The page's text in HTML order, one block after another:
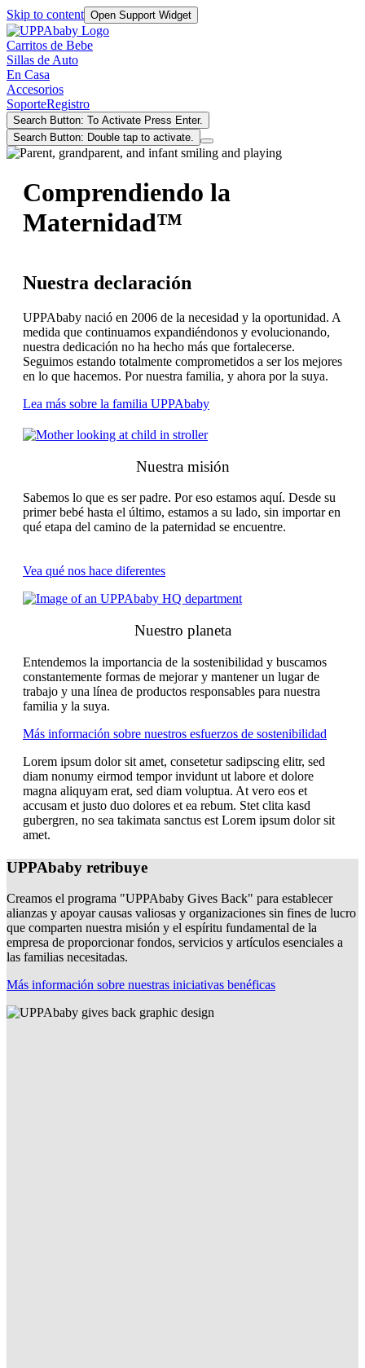
Skip to content Open Support Widget
Carritos de Bebe
Sillas de Auto
En Casa
Accesorios
SoporteRegistro
Search Button: To Activate Press Enter.
Search Button: Double tap to activate.
Comprendiendo la
Maternidad™
Nuestra declaración
UPPAbaby nació en 2006 de la necesidad y la oportunidad. A
medida que continuamos expandiéndonos y evolucionando,
nuestra dedicación no ha hecho más que fortalecerse.
Seguimos estando totalmente comprometidos a ser los mejores
en lo que hacemos. Por nuestra familia, y ahora por la suya.
Lea más sobre la familia UPPAbaby
Nuestra misión
Sabemos lo que es ser padre. Por eso estamos aquí. Desde su
primer bebé hasta el último, estamos a su lado, sin importar en
qué etapa del camino de la paternidad se encuentre.
Vea qué nos hace diferentes
Nuestro planeta
Entendemos la importancia de la sostenibilidad y buscamos
constantemente formas de mejorar y mantener un lugar de
trabajo y una línea de productos responsables para nuestra
familia y la suya.
Más información sobre nuestros esfuerzos de sostenibilidad
Lorem ipsum dolor sit amet, consetetur sadipscing elitr, sed
diam nonumy eirmod tempor invidunt ut labore et dolore
magna aliquyam erat, sed diam voluptua. At vero eos et
accusam et justo duo dolores et ea rebum. Stet clita kasd
gubergren, no sea takimata sanctus est Lorem ipsum dolor sit
amet.
UPPAbaby retribuye
Creamos el programa "UPPAbaby Gives Back" para establecer
alianzas y apoyar causas valiosas y organizaciones sin fines de lucro
que comparten nuestra misión y el espíritu fundamental de la
empresa de proporcionar fondos, servicios y artículos esenciales a
las familias necesitadas.
Más información sobre nuestras iniciativas benéficas